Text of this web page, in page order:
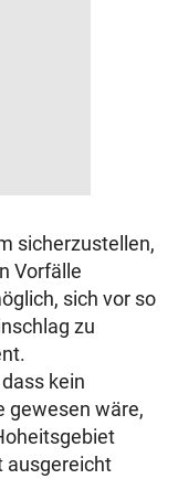
sicherzustellen,
Vorfälle
sich vor so
zu
kein
gewesen wäre,
ausgereicht